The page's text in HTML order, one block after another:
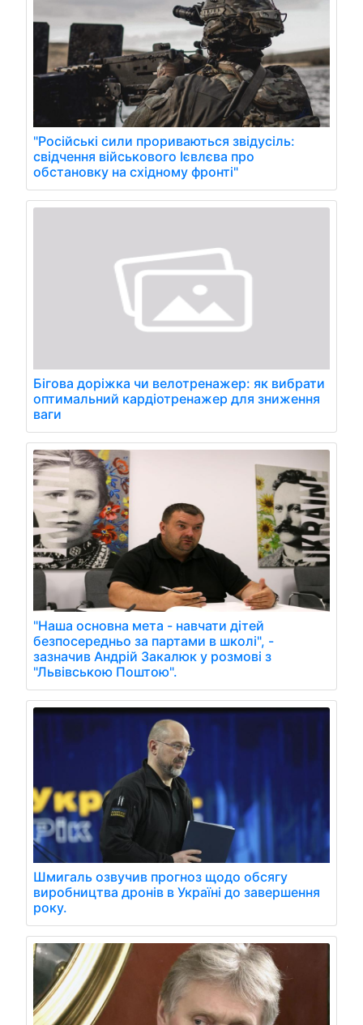
"Російські сили прориваються звідусіль:
свідчення військового Ієвлєва про
обстановку на східному фронті"
Бігова доріжка чи велотренажер: як вибрати
оптимальний кардіотренажер для зниження
ваги
"Наша основна мета - навчати дітей
безпосередньо за партами в школі", -
зазначив Андрій Закалюк у розмові з
"Львівською Поштою".
Шмигаль озвучив прогноз щодо обсягу
виробництва дронів в Україні до завершення
року.